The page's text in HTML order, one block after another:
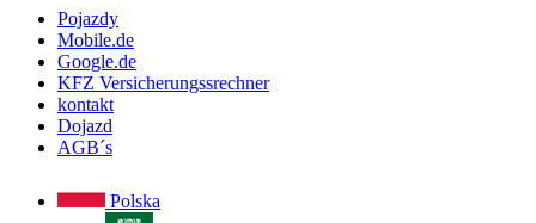
Pojazdy
Mobile.de
Google.de
KFZ Versicherungssrechner
kontakt
Dojazd
AGB´s
Polska